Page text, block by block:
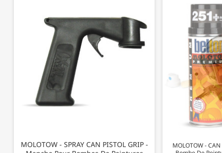
MOLOTOW - SPRAY CAN PISTOL GRIP -
MOLOTOW -